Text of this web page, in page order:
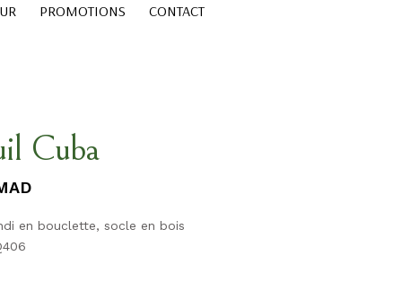
PROMOTIONS CONTACT
Cuba
en bouclette, socle en bois